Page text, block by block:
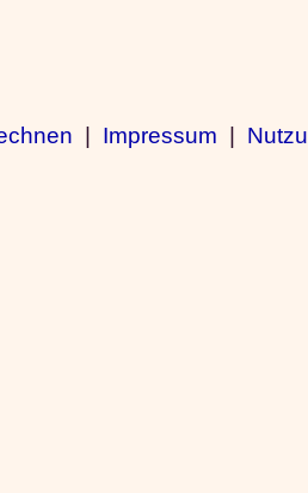
| Impressum |